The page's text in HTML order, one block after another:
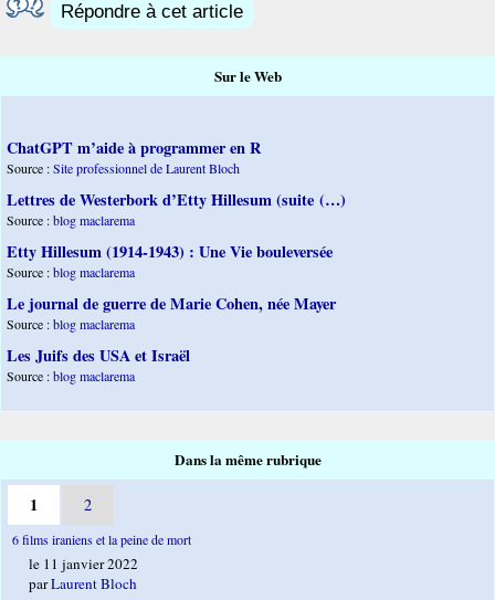
Répondre à cet article
Sur le Web
ChatGPT m’aide à programmer en R
Source :Site professionnel de Laurent Bloch
Lettres de Westerbork d’Etty Hillesum (suite (…)
Source :blog maclarema
Etty Hillesum (1914-1943) : Une Vie bouleversée
Source :blog maclarema
Le journal de guerre de Marie Cohen, née Mayer
Source :blog maclarema
Les Juifs des USA et Israël
Source :blog maclarema
Dans la même rubrique
1 2
6 films iraniens et la peine de mort
le 11 janvier 2022
parLaurent Bloch